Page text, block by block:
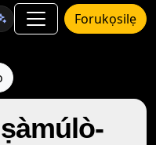
Forukọsilẹ